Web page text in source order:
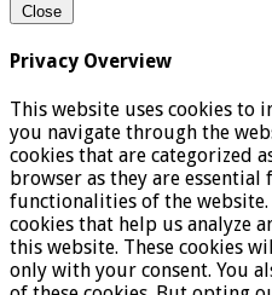
Close
Privacy Overview
This website uses cookies to
you navigate through the
cookies that are categorized
browser as they are
functionalities of the
cookies that help us analyze
this website. These cookies
only with your consent. You